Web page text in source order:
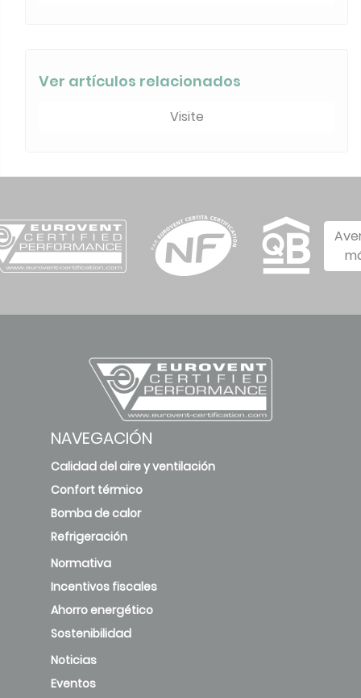
Ver artículos relacionados
Visite
NAVEGACIÓN
Calidad del aire y ventilación
Confort térmico
Bomba de calor
Refrigeración
Normativa
Incentivos fiscales
Ahorro energético
Sostenibilidad
Noticias
Eventos